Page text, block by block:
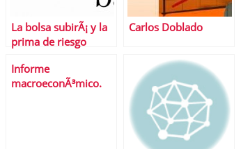
La bolsa subirÃ¡ y la
prima de riesgo
Carlos Doblado
Informe
macroeconÃ³mico.